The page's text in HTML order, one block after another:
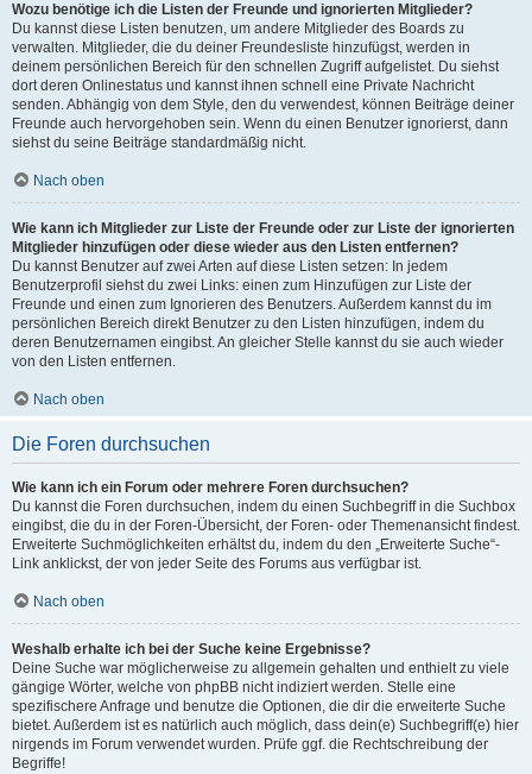
Wozu benötige ich die Listen der Freunde und ignorierten Mitglieder?
Du kannst diese Listen benutzen, um andere Mitglieder des Boards zu
verwalten. Mitglieder, die du deiner Freundesliste hinzufügst, werden in
deinem persönlichen Bereich für den schnellen Zugriff aufgelistet. Du siehst
dort deren Onlinestatus und kannst ihnen schnell eine Private Nachricht
senden. Abhängig von dem Style, den du verwendest, können Beiträge deiner
Freunde auch hervorgehoben sein. Wenn du einen Benutzer ignorierst, dann
siehst du seine Beiträge standardmäßig nicht.
Nach oben
Wie kann ich Mitglieder zur Liste der Freunde oder zur Liste der ignorierten
Mitglieder hinzufügen oder diese wieder aus den Listen entfernen?
Du kannst Benutzer auf zwei Arten auf diese Listen setzen: In jedem
Benutzerprofil siehst du zwei Links: einen zum Hinzufügen zur Liste der
Freunde und einen zum Ignorieren des Benutzers. Außerdem kannst du im
persönlichen Bereich direkt Benutzer zu den Listen hinzufügen, indem du
deren Benutzernamen eingibst. An gleicher Stelle kannst du sie auch wieder
von den Listen entfernen.
Nach oben
Die Foren durchsuchen
Wie kann ich ein Forum oder mehrere Foren durchsuchen?
Du kannst die Foren durchsuchen, indem du einen Suchbegriff in die Suchbox
eingibst, die du in der Foren-Übersicht, der Foren- oder Themenansicht findest.
Erweiterte Suchmöglichkeiten erhältst du, indem du den „Erweiterte Suche“-
Link anklickst, der von jeder Seite des Forums aus verfügbar ist.
Nach oben
Weshalb erhalte ich bei der Suche keine Ergebnisse?
Deine Suche war möglicherweise zu allgemein gehalten und enthielt zu viele
gängige Wörter, welche von phpBB nicht indiziert werden. Stelle eine
spezifischere Anfrage und benutze die Optionen, die dir die erweiterte Suche
bietet. Außerdem ist es natürlich auch möglich, dass dein(e) Suchbegriff(e) hier
nirgends im Forum verwendet wurden. Prüfe ggf. die Rechtschreibung der
Begriffe!